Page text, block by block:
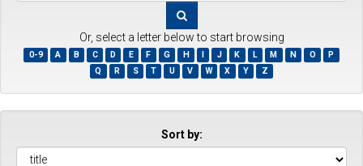
first
few
words
of
a
title
Or, select a letter below to start browsing
0-9 A B C D E F G H I J K L M N O
P
Q
R S T U V W X Y Z
Sort by: